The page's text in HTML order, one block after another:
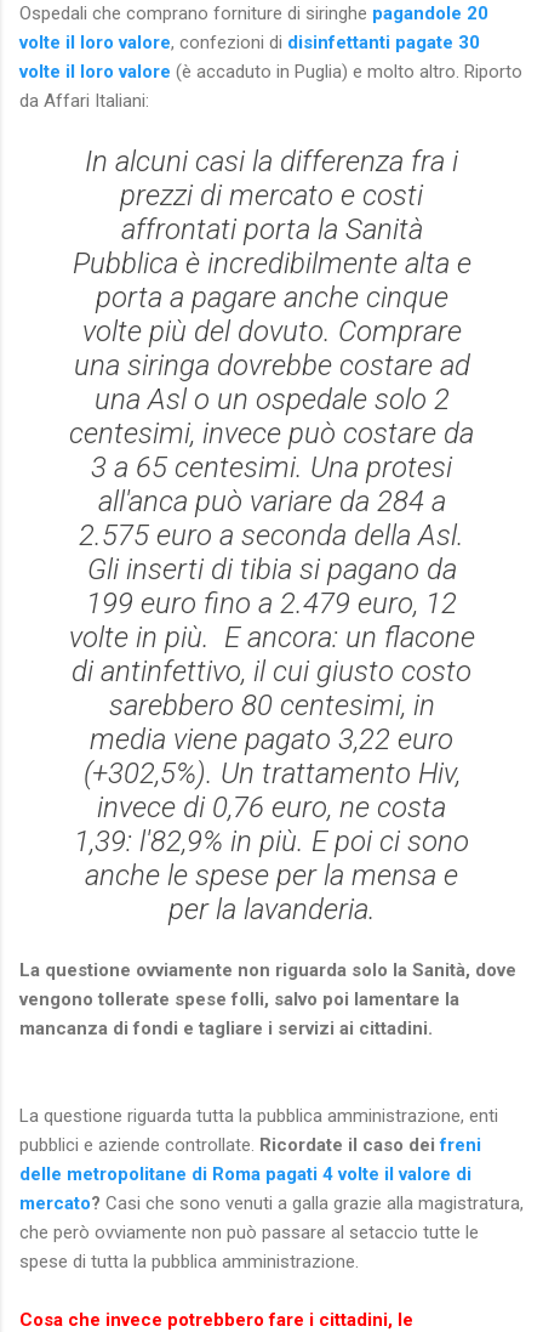
Ospedali che comprano forniture di siringhe pagandole 20
volte il loro valore, confezioni di disinfettanti pagate 30
volte il loro valore (è accaduto in Puglia) e molto altro. Riporto
da Affari Italiani:
In alcuni casi la differenza fra i
prezzi di mercato e costi
affrontati porta la Sanità
Pubblica è incredibilmente alta e
porta a pagare anche cinque
volte più del dovuto. Comprare
una siringa dovrebbe costare ad
una Asl o un ospedale solo 2
centesimi, invece può costare da
3 a 65 centesimi. Una protesi
all'anca può variare da 284 a
2.575 euro a seconda della Asl.
Gli inserti di tibia si pagano da
199 euro fino a 2.479 euro, 12
volte in più. E ancora: un flacone
di antinfettivo, il cui giusto costo
sarebbero 80 centesimi, in
media viene pagato 3,22 euro
(+302,5%). Un trattamento Hiv,
invece di 0,76 euro, ne costa
1,39: l'82,9% in più. E poi ci sono
anche le spese per la mensa e
per la lavanderia.
La questione ovviamente non riguarda solo la Sanità, dove
vengono tollerate spese folli, salvo poi lamentare la
mancanza di fondi e tagliare i servizi ai cittadini.
La questione riguarda tutta la pubblica amministrazione, enti
pubblici e aziende controllate. Ricordate il caso deifreni
delle metropolitane di Roma pagati 4 volte il valore di
mercato? Casi che sono venuti a galla grazie alla magistratura,
che però ovviamente non può passare al setaccio tutte le
spese di tutta la pubblica amministrazione.
Cosa che invece potrebbero fare i cittadini, le